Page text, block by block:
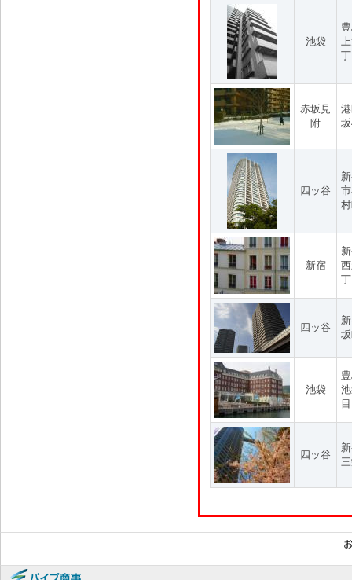
池袋
赤坂見
附
四ッ谷
新宿
四ッ谷
池袋
四ッ谷